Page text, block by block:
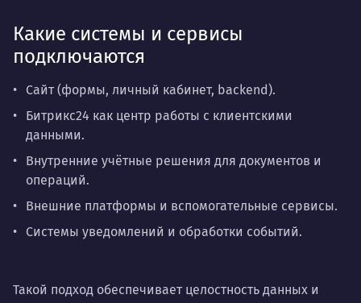
Какие системы и сервисы
подключаются
Сайт (формы, личный кабинет, backend).
Битрикс24 как центр работы с клиентскими
данными.
Внутренние учётные решения для документов и
операций.
Внешние платформы и вспомогательные сервисы.
Системы уведомлений и обработки событий.
Такой подход обеспечивает целостность данных и